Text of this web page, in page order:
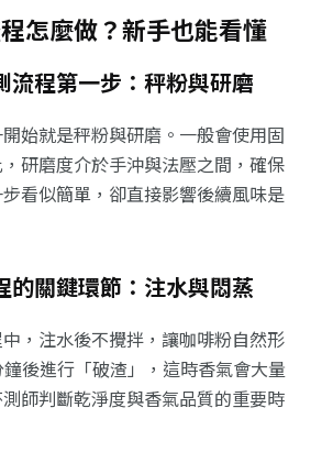
怎麼做？新手也能看懂
流程第一步：秤粉與研磨
始就是秤粉與研磨。一般會使用固
研磨度介於手沖與法壓之間，確保
看似簡單，卻直接影響後續風味是
的關鍵環節：注水與悶蒸
，注水後不攪拌，讓咖啡粉自然形
後進行「破渣」，這時香氣會大量
師判斷乾淨度與香氣品質的重要時